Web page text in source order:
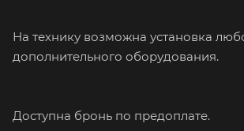
На технику возможна установка
дополнительного оборудования.
Доступна бронь по предоплате.